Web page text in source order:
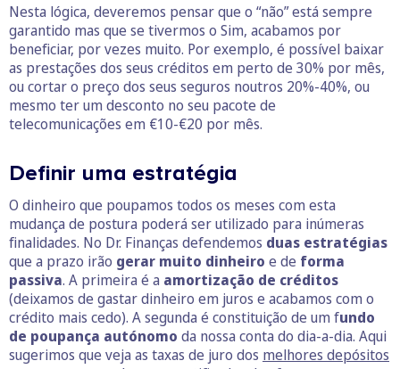
Nesta lógica, deveremos pensar que o “não” está sempre
garantido mas que se tivermos o Sim, acabamos por
beneficiar, por vezes muito. Por exemplo, é possível baixar
as prestações dos seus créditos em perto de 30% por mês,
ou cortar o preço dos seus seguros noutros 20%-40%, ou
mesmo ter um desconto no seu pacote de
telecomunicações em €10-€20 por mês.
Definir uma estratégia
O dinheiro que poupamos todos os meses com esta
mudança de postura poderá ser utilizado para inúmeras
finalidades. No Dr. Finanças defendemos duas estratégias
que a prazo irão gerar muito dinheiro e de forma
passiva. A primeira é a amortização de créditos
(deixamos de gastar dinheiro em juros e acabamos com o
crédito mais cedo). A segunda é constituição de um fundo
de poupança autónomo da nossa conta do dia-a-dia. Aqui
sugerimos que veja as taxas de juro dos melhores depósitos